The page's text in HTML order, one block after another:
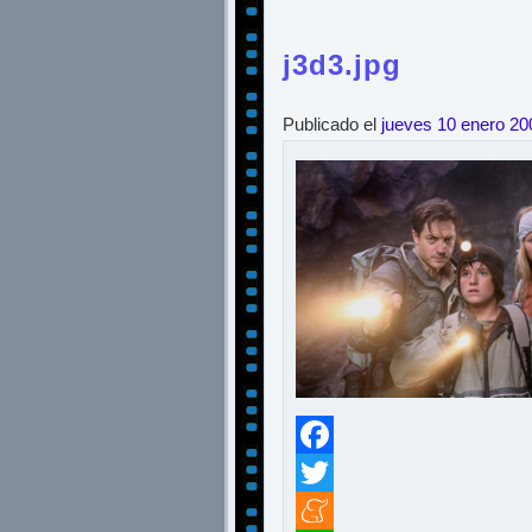
j3d3.jpg
Publicado el jueves 10 enero
Facebook
Twitter